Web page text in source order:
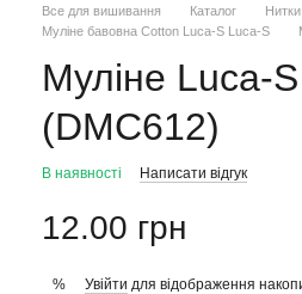
Все для вишивання Каталог
Муліне бавовна Cotton Luca-S Luca-S
Муліне Luca-
(DMC612)
В наявності Написати відгук
12.00 грн
% Увійти для відображення